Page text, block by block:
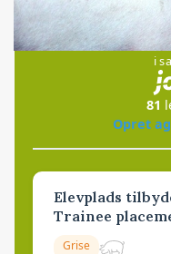
i
81
Opret
Elevplads
Trainee
Grise